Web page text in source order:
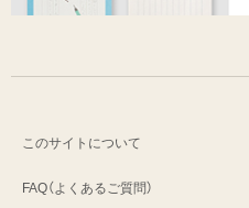
このサイトについて
FAQ（よくあるご質問）